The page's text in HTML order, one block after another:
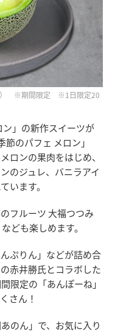
円） ※期間限定 ※1日限定20
ン」の新作スイーツが
のパフェ メロン」
ロンの果肉をはじめ、
のジュレ、バニラアイ
います。
フルーツ 大福つつみ
ども楽しめます。
ぷりん」などが詰め合
赤井勝氏とコラボした
限定の「あんぽーね」
さん！
のん」で、お気に入り